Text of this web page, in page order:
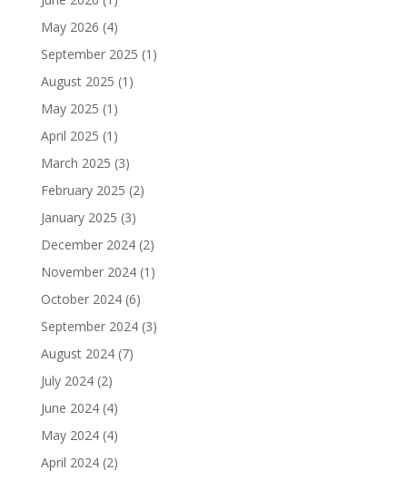
May 2026 (4)
September 2025 (1)
August 2025 (1)
May 2025 (1)
April 2025 (1)
March 2025 (3)
February 2025 (2)
January 2025 (3)
December 2024(2)
November 2024(1)
October 2024(6)
September 2024(3)
August 2024(7)
July 2024(2)
June 2024(4)
May 2024(4)
April 2024(2)